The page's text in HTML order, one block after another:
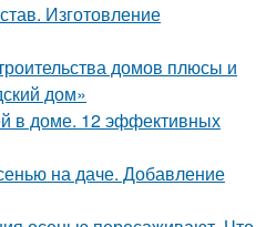
Изготовление
домов плюсы и
дом»
в доме. 12 эффективных
на даче. Добавление